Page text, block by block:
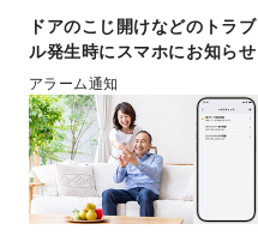
ドアのこじ開けなどのトラブ
ル発生時にスマホにお知らせ
アラーム通知